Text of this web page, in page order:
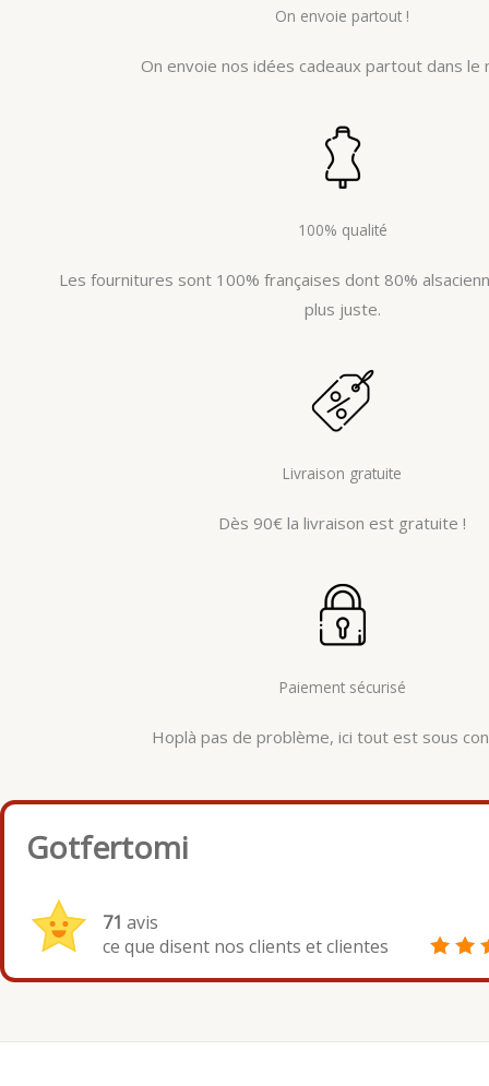
On envoie partout !
On envoie nos idées cadeaux partout dans le
100% qualité
Les fournitures sont 100% françaises dont 80%
plus juste.
Livraison gratuite
Dès 90€ la livraison est gratuite !
Paiement sécurisé
Hoplà pas de problème, ici tout est sous
Gotfertomi
71 avis
ce que disent nos clients et clientes